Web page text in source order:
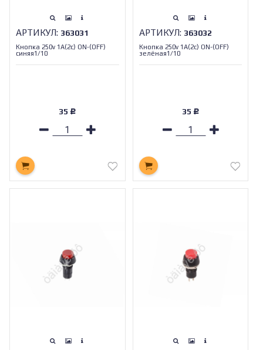
АРТИКУЛ: 363031
Кнопка 250v 1A(2c) ON-(OFF)
синяя1/10
35 Р
АРТИКУЛ: 363032
Кнопка 250v 1A(2c) ON-(OFF)
зелёная1/10
35 Р